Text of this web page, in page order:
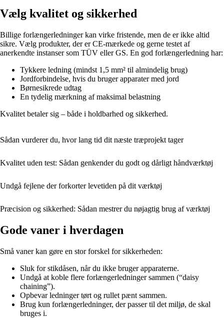
Vælg kvalitet og sikkerhed
Billige forlængerledninger kan virke fristende, men de er ikke altid
sikre. Vælg produkter, der er CE-mærkede og gerne testet af
anerkendte instanser som TÜV eller GS. En god forlængerledning har:
Tykkere ledning (mindst 1,5 mm² til almindelig brug)
Jordforbindelse, hvis du bruger apparater med jord
Børnesikrede udtag
En tydelig mærkning af maksimal belastning
Kvalitet betaler sig – både i holdbarhed og sikkerhed.
Sådan vurderer du, hvor lang tid dit næste træprojekt tager
Kvalitet uden test: Sådan genkender du godt og dårligt håndværktøj
Undgå fejlene der forkorter levetiden på dit værktøj
Præcision og sikkerhed: Sådan mestrer du nøjagtig brug af værktøj
Gode vaner i hverdagen
Små vaner kan gøre en stor forskel for sikkerheden:
Sluk for stikdåsen, når du ikke bruger apparaterne.
Undgå at koble flere forlængerledninger sammen (“daisy
chaining”).
Opbevar ledninger tørt og rullet pænt sammen.
Brug kun forlængerledninger, der passer til det miljø, de skal
bruges i.